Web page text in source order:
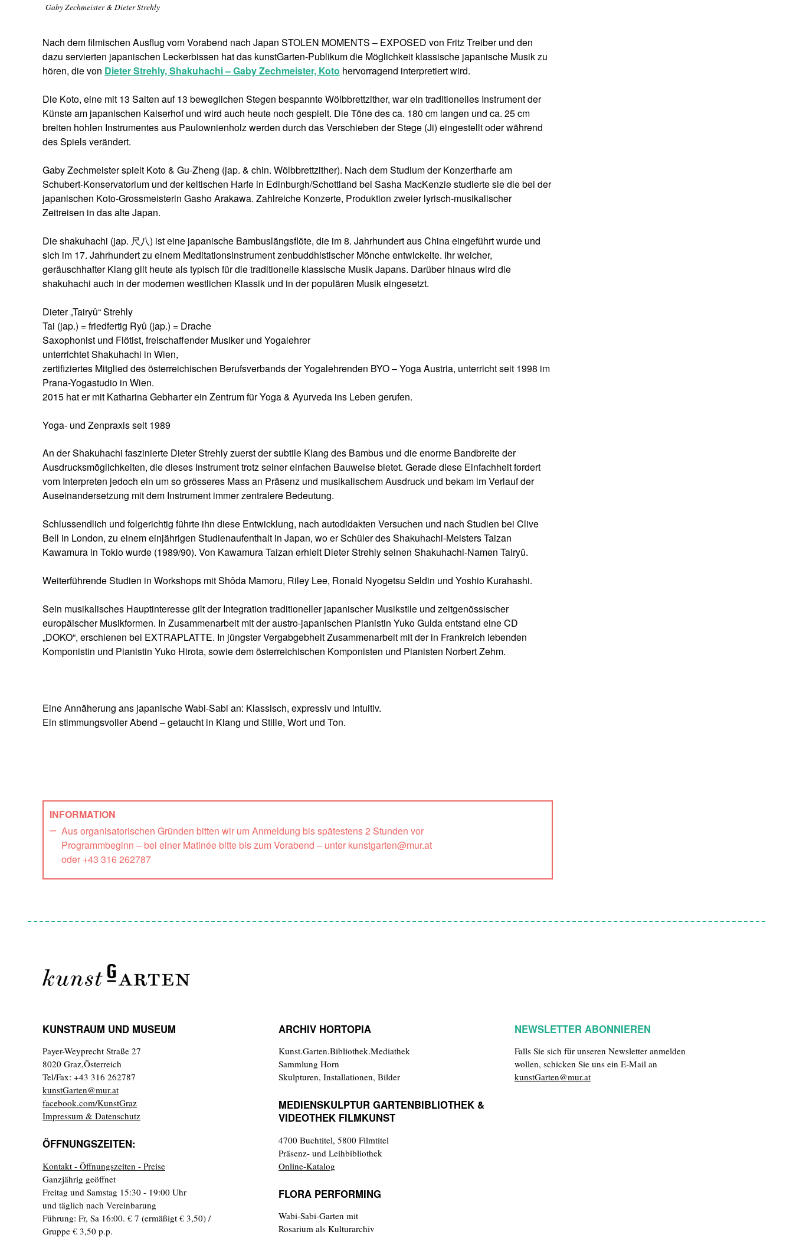
Gaby Zechmeister & Dieter Strehly
Nach dem filmischen Ausflug vom Vorabend nach Japan STOLEN MOMENTS – EXPOSED von Fritz Treiber und den
dazu servierten japanischen Leckerbissen hat das kunstGarten-Publikum die Möglichkeit klassische japanische Musik zu
hören, die von Dieter Strehly, Shakuhachi – Gaby Zechmeister, Koto hervorragend interpretiert wird.
Die Koto, eine mit 13 Saiten auf 13 beweglichen Stegen bespannte Wölbbrettzither, war ein traditionelles Instrument der
Künste am japanischen Kaiserhof und wird auch heute noch gespielt. Die Töne des ca. 180 cm langen und ca. 25 cm
breiten hohlen Instrumentes aus Paulownienholz werden durch das Verschieben der Stege (Ji) eingestellt oder während
des Spiels verändert.
Gaby Zechmeister spielt Koto & Gu-Zheng (jap. & chin. Wölbbrettzither). Nach dem Studium der Konzertharfe am
Schubert-Konservatorium und der keltischen Harfe in Edinburgh/Schottland bei Sasha MacKenzie studierte sie die bei der
japanischen Koto-Grossmeisterin Gasho Arakawa. Zahlreiche Konzerte, Produktion zweier lyrisch-musikalischer
Zeitreisen in das alte Japan.
Die shakuhachi (jap. 尺八) ist eine japanische Bambuslängsflöte, die im 8. Jahrhundert aus China eingeführt wurde und
sich im 17. Jahrhundert zu einem Meditationsinstrument zenbuddhistischer Mönche entwickelte. Ihr weicher,
geräuschhafter Klang gilt heute als typisch für die traditionelle klassische Musik Japans. Darüber hinaus wird die
shakuhachi auch in der modernen westlichen Klassik und in der populären Musik eingesetzt.
Dieter „Tairyû“ Strehly
Tai (jap.) = friedfertig Ryû (jap.) = Drache
Saxophonist und Flötist, freischaffender Musiker und Yogalehrer
unterrichtet Shakuhachi in Wien,
zertifiziertes Mitglied des österreichischen Berufsverbands der Yogalehrenden BYO – Yoga Austria, unterricht seit 1998 im
Prana-Yogastudio in Wien.
2015 hat er mit Katharina Gebharter ein Zentrum für Yoga & Ayurveda ins Leben gerufen.
Yoga- und Zenpraxis seit 1989
An der Shakuhachi faszinierte Dieter Strehly zuerst der subtile Klang des Bambus und die enorme Bandbreite der
Ausdrucksmöglichkeiten, die dieses Instrument trotz seiner einfachen Bauweise bietet. Gerade diese Einfachheit fordert
vom Interpreten jedoch ein um so grösseres Mass an Präsenz und musikalischem Ausdruck und bekam im Verlauf der
Auseinandersetzung mit dem Instrument immer zentralere Bedeutung.
Schlussendlich und folgerichtig führte ihn diese Entwicklung, nach autodidakten Versuchen und nach Studien bei Clive
Bell in London, zu einem einjährigen Studienaufenthalt in Japan, wo er Schüler des Shakuhachi-Meisters Taizan
Kawamura in Tokio wurde (1989/90). Von Kawamura Taizan erhielt Dieter Strehly seinen Shakuhachi-Namen Tairyû.
Weiterführende Studien in Workshops mit Shôda Mamoru, Riley Lee, Ronald Nyogetsu Seldin und Yoshio Kurahashi.
Sein musikalisches Hauptinteresse gilt der Integration traditioneller japanischer Musikstile und zeitgenössischer
europäischer Musikformen. In Zusammenarbeit mit der austro-japanischen Pianistin Yuko Gulda entstand eine CD
„DOKO“, erschienen bei EXTRAPLATTE. In jüngster Vergabgebheit Zusammenarbeit mit der in Frankreich lebenden
Komponistin und Pianistin Yuko Hirota, sowie dem österreichischen Komponisten und Pianisten Norbert Zehm.
Eine Annäherung ans japanische Wabi-Sabi an: Klassisch, expressiv und intuitiv.
Ein stimmungsvoller Abend – getaucht in Klang und Stille, Wort und Ton.
INFORMATION
Aus organisatorischen Gründen bitten wir um Anmeldung bis spätestens 2 Stunden vor
Programmbeginn – bei einer Matinée bitte bis zum Vorabend – unter kunstgarten@mur.at
oder +43 316 262787
KUNSTRAUM UND MUSEUM
Payer-Weyprecht Straße 27
8020 Graz,Österreich
Tel/Fax: +43 316 262787
kunstGarten@mur.at
facebook.com/KunstGraz
Impressum & Datenschutz
ÖFFNUNGSZEITEN:
Kontakt - Öffnungszeiten - Preise
Ganzjährig geöffnet
Freitag und Samstag 15:30 - 19:00 Uhr
und täglich nach Vereinbarung
Führung: Fr, Sa 16:00. € 7 (ermäßigt € 3,50) /
Gruppe € 3,50 p.p.
ARCHIV HORTOPIA
Kunst.Garten.Bibliothek.Mediathek
Sammlung Horn
Skulpturen, Installationen, Bilder
MEDIENSKULPTUR GARTENBIBLIOTHEK &
VIDEOTHEK FILMKUNST
4700 Buchtitel, 5800 Filmtitel
Präsenz- und Leihbibliothek
Online-Katalog
FLORA PERFORMING
Wabi-Sabi-Garten mit
Rosarium als Kulturarchiv
NEWSLETTER ABONNIEREN
Falls Sie sich für unseren Newsletter anmelden
wollen, schicken Sie uns ein E-Mail an
kunstGarten@mur.at